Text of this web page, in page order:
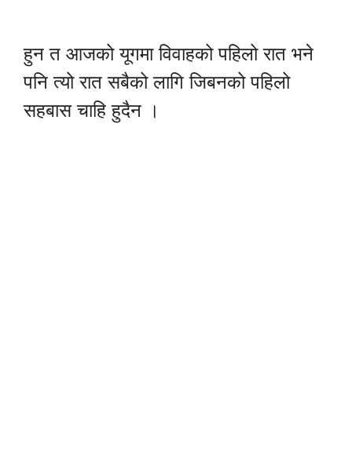
हुन त आजको यूगमा विवाहको पहिलो रात भने
पनि त्यो रात सबैको लागि जिबनको पहिलो
सहबास चाहि हुदैन ।